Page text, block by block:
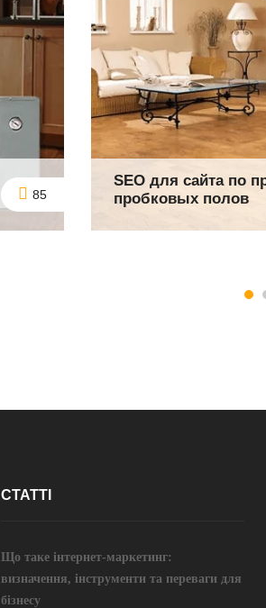
85
SEO для сайта по
пробковых полов
СТАТТІ
Що таке інтернет-маркетинг:
визначення, інструменти та переваги для
бізнесу